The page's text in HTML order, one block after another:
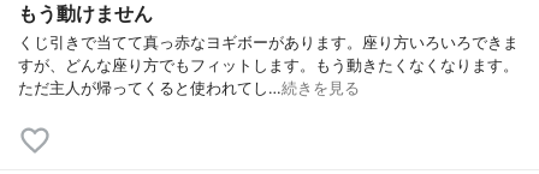
もう動けません
くじ引きで当てて真っ赤なヨギボーがあります。座り方いろいろできま
すが、どんな座り方でもフィットします。もう動きたくなくなります。
ただ主人が帰ってくると使われてし…続きを見る